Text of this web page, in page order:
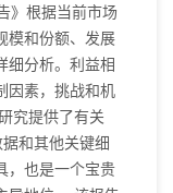
》根据当前市场
模和份额、发展
细分析。利益相
因素，挑战和机
究提供了有关
和其他关键细
，也是一个宝贵